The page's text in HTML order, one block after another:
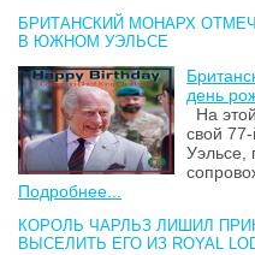
БРИТАНСКИЙ МОНАРХ
В ЮЖНОМ УЭЛЬСЕ
день
На
свой
Уэльсе,
Подробнее...
КОРОЛЬ ЧАРЛЬЗ ЛИШИЛ
ВЫСЕЛИТЬ ЕГО ИЗ ROYAL